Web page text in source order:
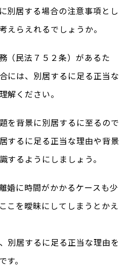
別居する場合の注意事項とし
えらえれるでしょうか。
（民法７５２条）があるた
には、別居するに足る正当な
解ください。
を背景に別居するに至るので
するに足る正当な理由や背景
するようにしましょう。
婚に時間がかかるケースも少
こを曖昧にしてしまうとかえ
別居するに足る正当な理由を
。